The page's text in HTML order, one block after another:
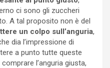
ci sono gli zuccheri
A tal proposito non è del
un colpo sull’anguria,
dia l’impressione di
a punto tutte queste
l’anguria giusta,